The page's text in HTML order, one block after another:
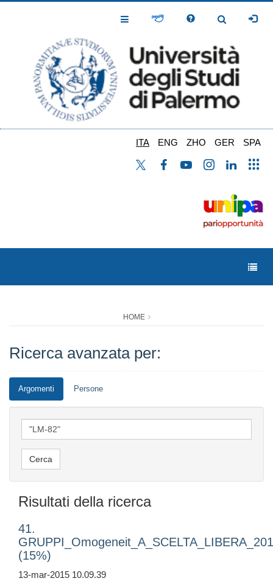
Toggle
Toggle
ITA ENG ZHO GER SPA
HOME
Ricerca avanzata per:
Argomenti Persone
Risultati della ricerca
41.
(15%)
13-mar-2015 10.09.39